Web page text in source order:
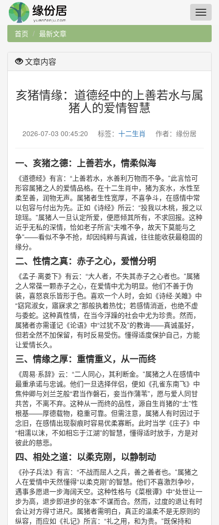
首页 最新文章
文章内容
亥猪情缘：道德经中的上善若水与属
猪人的爱情智慧
2026-07-03 00:45:20 标签： 十二生肖 作者：缘份居
一、亥猪之德：上善若水，情柔似海
《道德经》有言：“上善若水，水善利万物而不争。”此言恰可
形容属猪之人的爱情品格。在十二生肖中，猪为亥水，水性至
柔至善，润物无声。属猪者生性宽厚，不喜争斗，在感情中常
以包容与付出为先。正如《诗经》所云：“投我以木桃，报之以
琼瑶。”属猪人一旦认定所爱，便愿倾其所有，不求回报。这种
近乎无私的深情，恰如老子所言“夫唯不争，故天下莫能与之
争”——看似不争不抢，却因纯粹与真诚，往往能收获最稳固的
缘分。
二、性情之真：赤子之心，爱憎分明
《孟子·离娄下》有云：“大人者，不失其赤子之心者也。”属猪
之人常葆一颗赤子之心，在爱情中尤为明显。他们不善于伪
装，喜怒哀乐皆形于色。喜欢一个人时，会如《诗经·关雎》中
“窈窕淑女，寤寐求之”那般执着热忱；若感情消逝，也绝不虚
与委蛇。这种真性情，在当今浮躁的社会中尤为珍贵。然而，
属猪者亦需谨记《论语》中“过犹不及”的教诲——真诚虽好，
但若全然不加保留，有时反易受伤。懂得适度保护自己，方能
让爱情长久。
三、情缘之厚：重情重义，从一而终
《周易·系辞》云：“二人同心，其利断金。”属猪之人在感情中
最重承诺与忠诚。他们一旦选择伴侣，便如《孔雀东南飞》中
焦仲卿与刘兰芝般“君当作磐石，妾当作蒲苇”，愿与爱人同甘
共苦，不离不弃。这种从一而终的品性，源自生肖猪的“土”性
根基——厚德载物，稳重可靠。但需注意，属猪人有时因过于
念旧，在感情出现裂痕时容易优柔寡断。此时当学《庄子》中
“相濡以沫，不如相忘于江湖”的智慧，懂得适时放手，方是对
彼此的慈悲。
四、相处之道：以柔克刚，以静制动
《孙子兵法》有言：“不战而屈人之兵，善之善者也。”属猪之
人在爱情中天然懂得“以柔克刚”的智慧。他们不喜激烈争吵，
遇事多愿退一步海阔天空。这种性格与《菜根谭》中“处世让一
步为高，退步即进步的张本”不谋而合。然而，过度的退让有时
会让对方得寸进尺。属猪者需明白，真正的温柔不是无原则的
纵容，而应如《礼记》所言：“礼之用，和为贵。”既保持和